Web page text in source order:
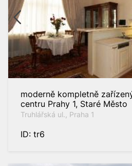
moderně kompletně
centru Prahy 1, Staré Město
Truhlářská ul., Praha 1
ID: tr6